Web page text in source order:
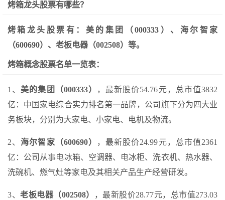
烤箱龙头股票有哪些？
烤箱龙头股票有：美的集团（000333）、海尔智家
（600690）、老板电器（002508）等。
烤箱概念股票名单一览表：
1、 美的集团（000333）
，最新股价54.76元，总市值3832
亿：中国家电综合实力排名第一品牌，公司旗下分为四大业
务板块，分别为大家电、小家电、电机及物流。
2、海尔智家（600690）
，最新股价24.99元，总市值2361
亿：公司从事电冰箱、空调器、电冰柜、洗衣机、热水器、
洗碗机、燃气灶等家电及其相关产品生产经营研发。
3、 老板电器（002508）
，最新股价28.77元，总市值273.03